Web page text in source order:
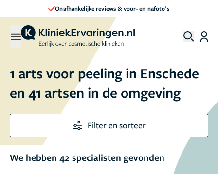
Direct een afspraak maken
1 arts voor peeling in Enschede
en 41 artsen in de omgeving
Filter en sorteer
We hebben 42 specialisten gevonden